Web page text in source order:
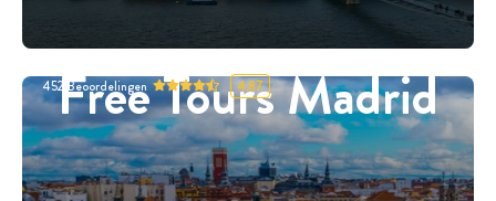
Free Tours Madrid
452 Beoordelingen 4.87